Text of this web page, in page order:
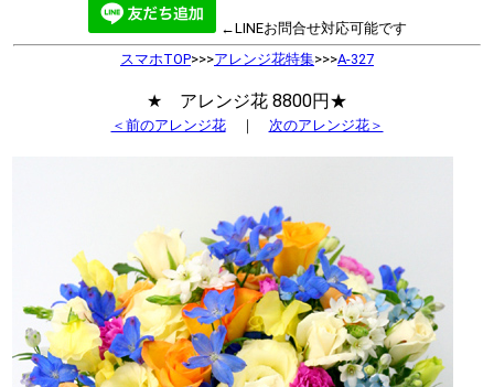
←LINEお問合せ対応可能です
スマホTOP>>>アレンジ花特集>>>A-327
★ アレンジ花 8800円★
＜前のアレンジ花｜ 次のアレンジ花＞